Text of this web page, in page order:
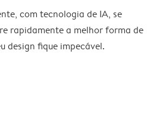
com tecnologia de IA, se
rapidamente a melhor forma de
design fique impecável.